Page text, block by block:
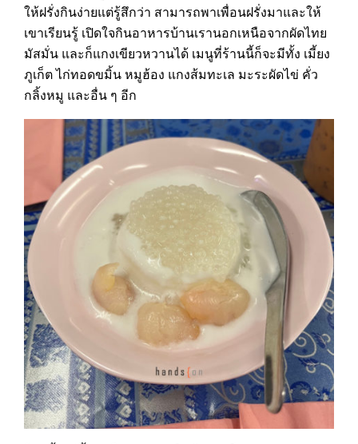
ให้ฝรั่งกินง่ายแต่รู้สึกว่า สามารถพาเพื่อนฝรั่งมาและให้
เขาเรียนรู้ เปิดใจกินอาหารบ้านเรานอกเหนือจากผัดไทย
มัสมั่น และก็แกงเขียวหวานได้ เมนูที่ร้านนี้ก็จะมีทั้ง เมี้ยง
ภูเก็ต ไก่ทอดขมิ้น หมูฮ้อง แกงส้มทะเล มะระผัดไข่ คั่ว
กลิ้งหมู และอื่น ๆ อีก